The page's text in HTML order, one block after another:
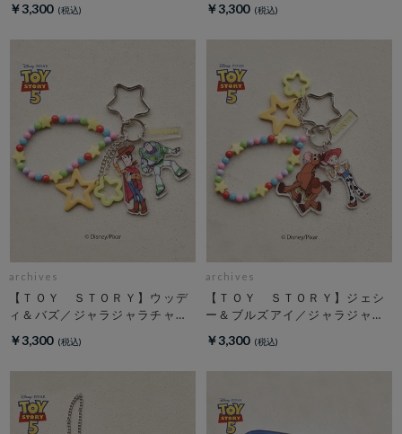
￥3,300 ￥3,300
archives
【ＴＯＹ ＳＴＯＲＹ】ウッデ
ィ＆バズ／ジャラジャラチャー
￥3,300
archives
【ＴＯＹ ＳＴＯＲＹ】ジェシ
ー＆ブルズアイ／ジャラジャラ
￥3,300